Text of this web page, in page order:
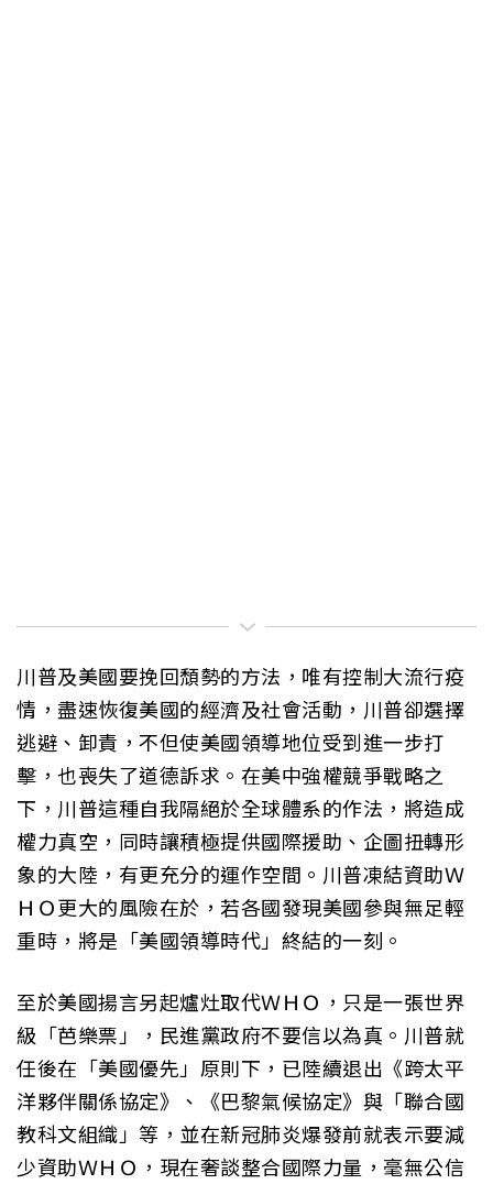
川普及美國要挽回頹勢的方法，唯有控制大流行疫
情，盡速恢復美國的經濟及社會活動，川普卻選擇
逃避、卸責，不但使美國領導地位受到進一步打
擊，也喪失了道德訴求。在美中強權競爭戰略之
下，川普這種自我隔絕於全球體系的作法，將造成
權力真空，同時讓積極提供國際援助、企圖扭轉形
象的大陸，有更充分的運作空間。川普凍結資助Ｗ
ＨＯ更大的風險在於，若各國發現美國參與無足輕
重時，將是「美國領導時代」終結的一刻。
至於美國揚言另起爐灶取代ＷＨＯ，只是一張世界
級「芭樂票」，民進黨政府不要信以為真。川普就
任後在「美國優先」原則下，已陸續退出《跨太平
洋夥伴關係協定》、《巴黎氣候協定》與「聯合國
教科文組織」等，並在新冠肺炎爆發前就表示要減
少資助ＷＨＯ，現在奢談整合國際力量，毫無公信